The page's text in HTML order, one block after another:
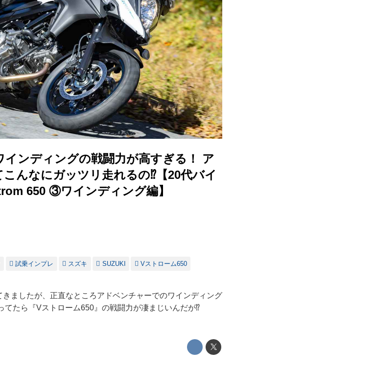
インディングの戦闘力が高すぎる！ ア
んなにガッツリ走れるの⁉【20代バイ
650 ③ワインディング編】
試乗インプレ スズキ SUZUKI Vストローム650
ましたが、正直なところアドベンチャーでのワインディング
たら『Vストローム650』の戦闘力が凄まじいんだが⁉